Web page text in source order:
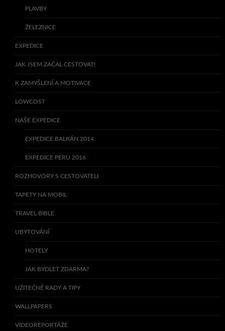
PLAVBY
ŽELEZNICE
EXPEDICE
JAK JSEM ZAČAL CESTOVAT!
K ZAMYŠLENÍ A MOTIVACE
LOWCOST
NAŠE EXPEDICE
EXPEDICE BALKÁN 2014
EXPEDICE PERU 2016
ROZHOVORY S CESTOVATELI
TAPETY NA MOBIL
TRAVEL BIBLE
UBYTOVÁNÍ
HOTELY
JAK BYDLET ZDARMA?
UŽITEČNÉ RADY A TIPY
WALLPAPERS
VIDEOREPORTÁŽE